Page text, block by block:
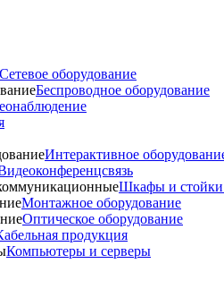
Сетевое оборудование
Беспроводное оборудование
Интерактивное
Шкафы и стойки
Монтажное оборудование
Оптическое оборудование
продукция
Компьютеры и серверы